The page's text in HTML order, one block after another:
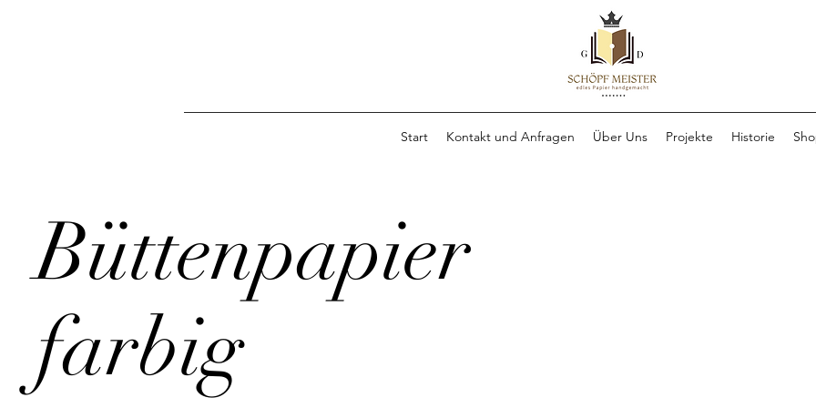
Start Kontakt und Anfragen Über Uns Projekte Historie
Büttenpapier
farbig